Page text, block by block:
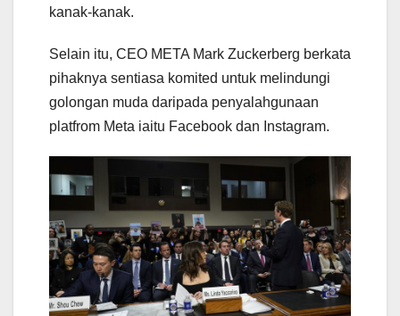
kanak-kanak.
Selain itu, CEO META Mark Zuckerberg berkata
pihaknya sentiasa komited untuk melindungi
golongan muda daripada penyalahgunaan
platfrom Meta iaitu Facebook dan Instagram.